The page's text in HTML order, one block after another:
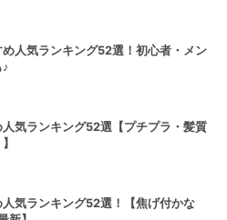
人気ランキング52選！初心者・メン
気ランキング52選【プチプラ・髪質
気ランキング52選！【焦げ付かな